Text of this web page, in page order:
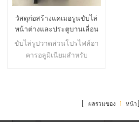
วัสดุก่อสร้างแคเมอรูนขับไล่
หน้าต่างและประตูบานเลื่อน
อลูมิเนียมโปรไฟล์ Section
ขับไล่รูปวาดส่วนโปรไฟล์อา
คารอลูมิเนียมสำหรับ
[ ผลรวมของ 1 หน้า]